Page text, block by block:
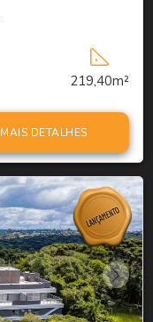
219,40m²
MAIS DETALHES